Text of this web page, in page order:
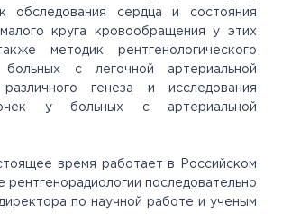
обследования сердца и состояния
круга кровообращения у этих
методик рентгенологического
больных с легочной артериальной
различного генеза и исследования
у больных с артериальной
время работает в Российском
рентгенорадиологии последовательно
по научной работе и ученым